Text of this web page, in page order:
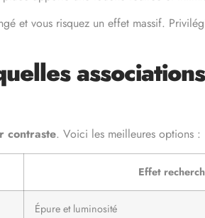
et vous risquez un effet massif.
contraste. Voici les meilleures options :
Effet
Épure et luminosité